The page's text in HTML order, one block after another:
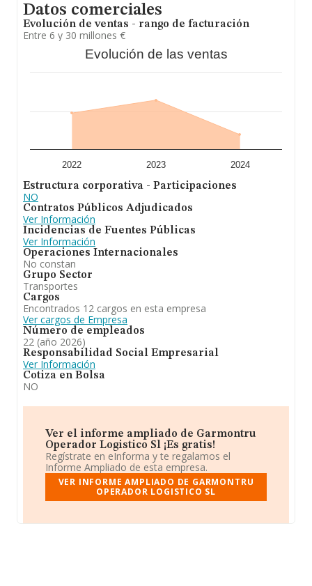
un retroceso en el ranking de su sector (Transporte de
mercancías por carretera). En cuanto a la posición en el
ranking nacional, la empresa ha perdido posiciones
frente al 2024.
Datos comerciales
Evolución de ventas - rango de facturación
Entre 6 y 30 millones €
Evolución de las ventas
2022 2023 2024
Estructura corporativa - Participaciones
NO
Contratos Públicos Adjudicados
Ver Información
Incidencias de Fuentes Públicas
Ver Información
Operaciones Internacionales
No constan
Grupo Sector
Transportes
Cargos
Encontrados 12 cargos en esta empresa
Ver cargos de Empresa
Número de empleados
22 (año 2026)
Responsabilidad Social Empresarial
Ver Información
Cotiza en Bolsa
NO
Ver el informe ampliado de Garmontru
Operador Logistico Sl ¡Es gratis!
Regístrate en eInforma y te regalamos el
Informe Ampliado de esta empresa.
VER INFORME AMPLIADO DE GARMONTRU
OPERADOR LOGISTICO SL